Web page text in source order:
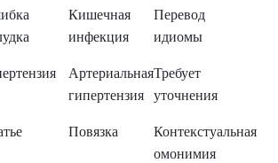
Кишечная
инфекция
Перевод
идиомы
Артериальная
гипертензия
Требует
уточнения
Повязка
Контекстуальная
омонимия